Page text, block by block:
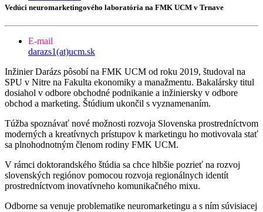
Vedúci neuromarketingového laboratória na FMK UCM v Trnave
E-mail
darazs1(at)ucm.sk
Inžinier Darázs pôsobí na FMK UCM od roku 2019, študoval na
SPU v Nitre na Fakulta ekonomiky a manažmentu. Bakalársky titul
dosiahol v odbore obchodné podnikanie a inžiniersky v odbore
obchod a marketing. Štúdium ukončil s vyznamenaním.
Túžba spoznávať nové možnosti rozvoja Slovenska prostredníctvom
moderných a kreatívnych prístupov k marketingu ho motivovala stať
sa plnohodnotným členom rodiny FMK UCM.
V rámci doktorandského štúdia sa chce hlbšie pozrieť na rozvoj
slovenských regiónov pomocou rozvoja regionálnych identít
prostredníctvom inovatívneho komunikačného mixu.
Odborne sa venuje problematike neuromarketingu a s ním súvisiacej